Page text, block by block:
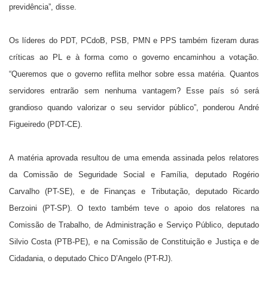
previdência”, disse.
Os líderes do PDT, PCdoB, PSB, PMN e PPS também fizeram duras
críticas ao PL e à forma como o governo encaminhou a votação.
“Queremos que o governo reflita melhor sobre essa matéria. Quantos
servidores entrarão sem nenhuma vantagem? Esse país só será
grandioso quando valorizar o seu servidor público”, ponderou André
Figueiredo (PDT-CE).
A matéria aprovada resultou de uma emenda assinada pelos relatores
da Comissão de Seguridade Social e Família, deputado Rogério
Carvalho (PT-SE), e de Finanças e Tributação, deputado Ricardo
Berzoini (PT-SP). O texto também teve o apoio dos relatores na
Comissão de Trabalho, de Administração e Serviço Público, deputado
Silvio Costa (PTB-PE), e na Comissão de Constituição e Justiça e de
Cidadania, o deputado Chico D’Angelo (PT-RJ).